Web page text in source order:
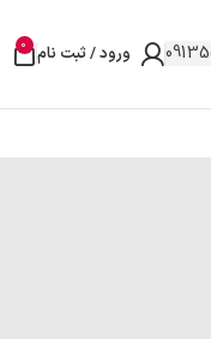
ورود / ثبت نام 0